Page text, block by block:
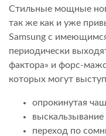
Стильные мощные
так же как и уже
Samsung с
периодически
фактора» и форс-
которых могут
опрокинутая
выскальзывание
переход по